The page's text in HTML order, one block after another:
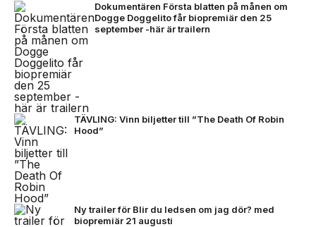
Dokumentären Första blatten på månen om
Dogge Doggelito får biopremiär den 25
september -här är trailern
TÄVLING: Vinn biljetter till ”The Death Of Robin
Hood”
Ny trailer för Blir du ledsen om jag dör? med
biopremiär 21 augusti